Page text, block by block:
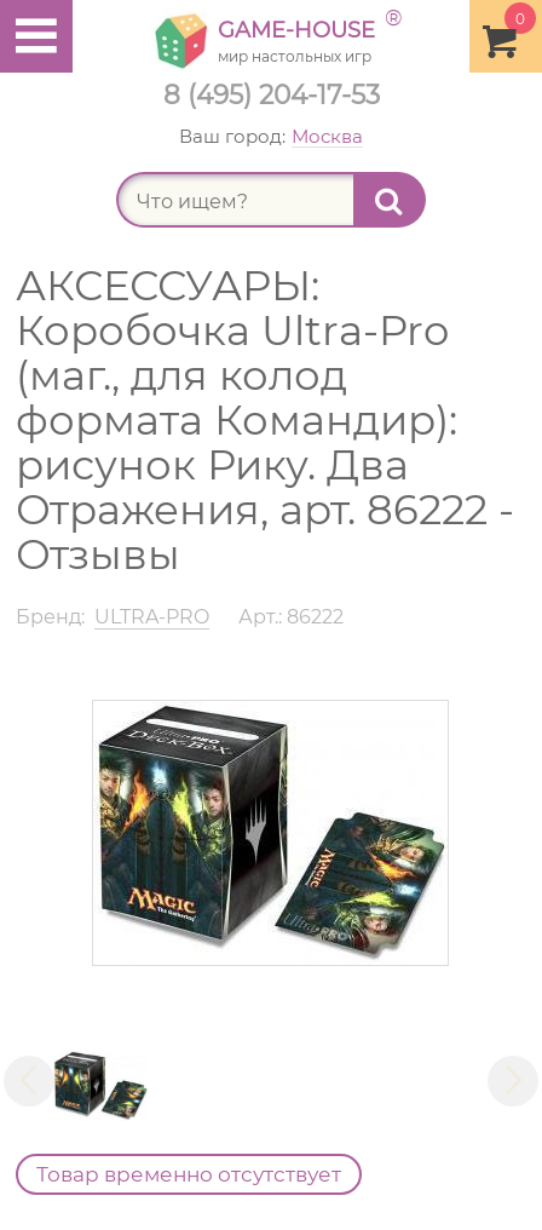
8 (495) 204-17-53
0
GAME-HOUSE ®
мир настольных игр
Ваш город: Москва
АКСЕССУАРЫ:
Коробочка Ultra-Pro
(маг., для колод
формата Командир):
рисунок Рику. Два
Отражения, арт. 86222 -
Отзывы
Бренд: ULTRA-PRO Арт.: 86222
Товар временно отсутствует